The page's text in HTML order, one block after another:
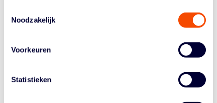
Noodzakelijk
Voorkeuren
Statistieken
Robin Poggenwisch (3.0) – Briantea84 (ITA)
Vigo Cudovan (1.0) – SC DeVeDo
Quinten Zantinge (3.0) – Lahn-Dill (DUI)